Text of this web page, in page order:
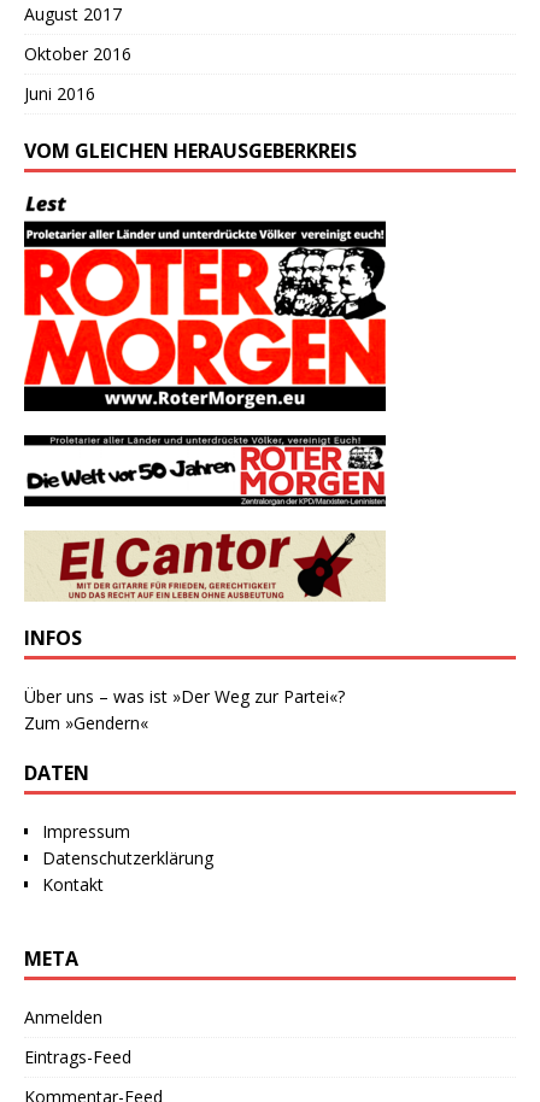
August 2017
Oktober 2016
Juni 2016
VOM GLEICHEN HERAUSGEBERKREIS
INFOS
Über uns – was ist »Der Weg zur Partei«?
Zum »Gendern«
DATEN
Impressum
Datenschutzerklärung
Kontakt
META
Anmelden
Eintrags-Feed
Kommentar-Feed